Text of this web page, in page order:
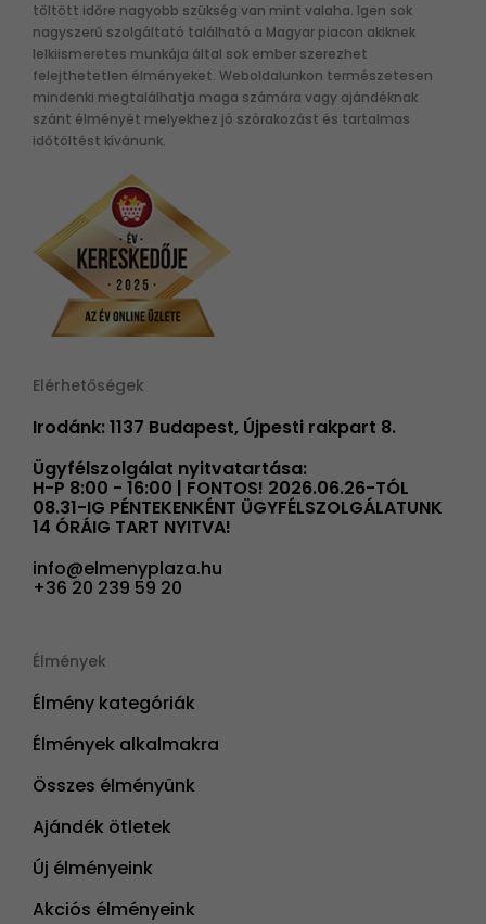
töltött időre nagyobb szükség van mint valaha. Igen sok
nagyszerű szolgáltató található a Magyar piacon akiknek
lelkiismeretes munkája által sok ember szerezhet
felejthetetlen élményeket. Weboldalunkon természetesen
mindenki megtalálhatja maga számára vagy ajándéknak
szánt élményét melyekhez jó szórakozást és tartalmas
időtöltést kívánunk.
Elérhetőségek
Irodánk: 1137 Budapest, Újpesti rakpart 8.
Ügyfélszolgálat nyitvatartása:
H-P 8:00 - 16:00 | FONTOS! 2026.06.26-TÓL
08.31-IG PÉNTEKENKÉNT ÜGYFÉLSZOLGÁLATUNK
14 ÓRÁIG TART NYITVA!
info@elmenyplaza.hu
+36 20 239 59 20
Élmények
Élmény kategóriák
Élmények alkalmakra
Összes élményünk
Ajándék ötletek
Új élményeink
Akciós élményeink